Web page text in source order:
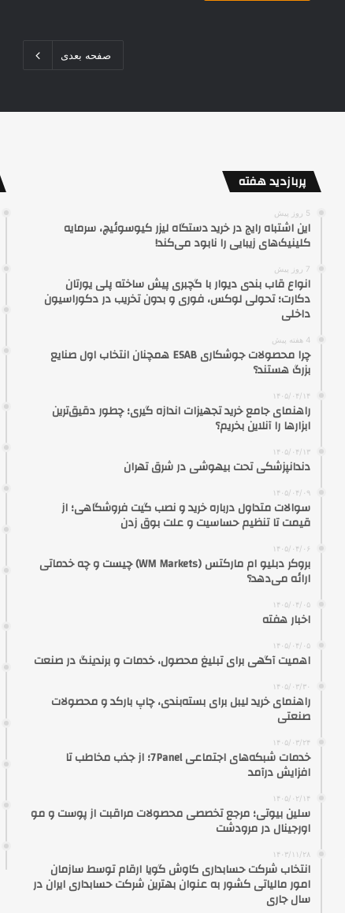
صفحه بعدی
پربازدید هفته
5 روز پیش
این اشتباه رایج در خرید دستگاه لیزر کیوسوئیچ، سرمایه
کلینیک‌های زیبایی را نابود می‌کند!
7 روز پیش
انواع قاب بندی دیوار با گچبری پیش ساخته پلی یورتان
دکارت؛ تحولی لوکس، فوری و بدون تخریب در دکوراسیون
داخلی
4 هفته پیش
چرا محصولات جوشکاری ESAB همچنان انتخاب اول صنایع
بزرگ هستند؟
۱۴۰۵/۰۴/۱۴
راهنمای جامع خرید تجهیزات اندازه گیری؛ چطور دقیق‌ترین
ابزارها را آنلاین بخریم؟
۱۴۰۵/۰۴/۱۳
دندانپزشکی تحت بیهوشی در شرق تهران
۱۴۰۵/۰۴/۰۹
سوالات متداول درباره خرید و نصب گیت فروشگاهی؛ از
قیمت تا تنظیم حساسیت و علت بوق زدن
۱۴۰۵/۰۴/۰۶
بروکر دبلیو ام مارکتس (WM Markets) چیست و چه خدماتی
ارائه می‌دهد؟
۱۴۰۵/۰۴/۰۵
اخبار هفته
۱۴۰۵/۰۴/۰۵
اهمیت آگهی برای تبلیغ محصول، خدمات و برندینگ در صنعت
۱۴۰۵/۰۳/۳۰
راهنمای خرید لیبل برای بسته‌بندی، چاپ بارکد و محصولات
صنعتی
۱۴۰۵/۰۳/۲۴
خدمات شبکه‌های اجتماعی 7Panel؛ از جذب مخاطب تا
افزایش درآمد
۱۴۰۵/۰۲/۱۴
سلین بیوتی؛ مرجع تخصصی محصولات مراقبت از پوست و مو
اورجینال در مرودشت
۱۴۰۳/۱۱/۲۸
انتخاب شرکت حسابداری کاوش گویا ارقام توسط سازمان
امور مالیاتی کشور به عنوان بهترین شرکت حسابداری ایران در
سال جاری